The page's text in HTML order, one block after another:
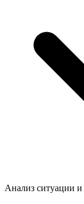
Анализ ситуации и